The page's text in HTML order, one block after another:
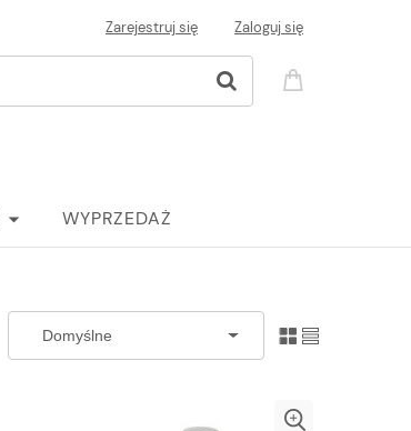
Zarejestruj się Zaloguj się
WYPRZEDAŻ